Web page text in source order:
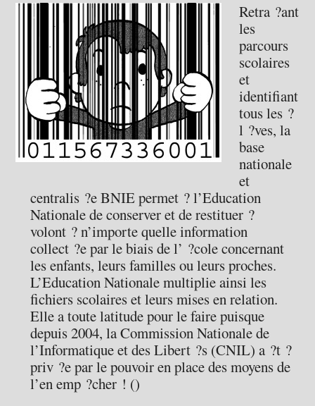
Retra ?ant
les
parcours
scolaires
et
identifiant
tous les ?
l ?ves, la
base
nationale
et
centralis ?e BNIE permet ? l’Education
Nationale de conserver et de restituer ?
volont ? n’importe quelle information
collect ?e par le biais de l’ ?cole concernant
les enfants, leurs familles ou leurs proches.
L’Education Nationale multiplie ainsi les
fichiers scolaires et leurs mises en relation.
Elle a toute latitude pour le faire puisque
depuis 2004, la Commission Nationale de
l’Informatique et des Libert ?s (CNIL) a ?t ?
priv ?e par le pouvoir en place des moyens de
l’en emp ?cher ! ()